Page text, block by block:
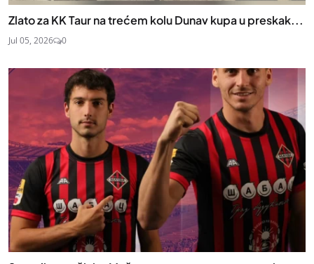
Zlato za KK Taur na trećem kolu Dunav kupa u preskak...
Jul 05, 2026 0